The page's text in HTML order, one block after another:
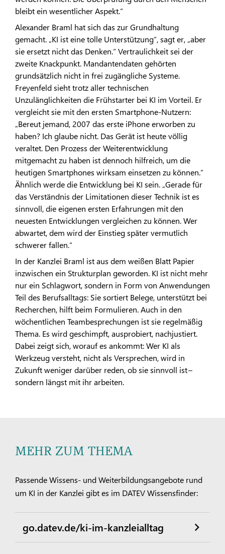
bleibt ein wesentlicher Aspekt.“
Alexander Braml hat sich das zur Grundhaltung
gemacht. „KI ist eine tolle Unterstützung“, sagt er, „aber
sie ersetzt nicht das Denken.“ Vertraulichkeit sei der
zweite Knackpunkt. Mandantendaten gehörten
grundsätzlich nicht in frei zugängliche Systeme.
Freyenfeld sieht trotz aller technischen
Unzulänglichkeiten die Frühstarter bei KI im Vorteil. Er
vergleicht sie mit den ersten Smartphone-Nutzern:
„Bereut jemand, 2007 das erste iPhone erworben zu
haben? Ich glaube nicht. Das Gerät ist heute völlig
veraltet. Den Prozess der Weiterentwicklung
mitgemacht zu haben ist dennoch hilfreich, um die
heutigen Smartphones wirksam einsetzen zu können.“
Ähnlich werde die Entwicklung bei KI sein. „Gerade für
das Verständnis der Limitationen dieser Technik ist es
sinnvoll, die eigenen ersten Erfahrungen mit den
neuesten Entwicklungen vergleichen zu können. Wer
abwartet, dem wird der Einstieg später vermutlich
schwerer fallen.“
In der Kanzlei Braml ist aus dem weißen Blatt Papier
inzwischen ein Strukturplan geworden. KI ist nicht mehr
nur ein Schlagwort, sondern in Form von Anwendungen
Teil des Berufsalltags: Sie sortiert Belege, unterstützt bei
Recherchen, hilft beim Formulieren. Auch in den
wöchentlichen Teambesprechungen ist sie regelmäßig
Thema. Es wird geschimpft, ausprobiert, nachjustiert.
Dabei zeigt sich, worauf es ankommt: Wer KI als
Werkzeug versteht, nicht als Versprechen, wird in
Zukunft weniger darüber reden, ob sie sinnvoll ist –
sondern längst mit ihr arbeiten.
MEHR ZUM THEMA
Passende Wissens- und Weiterbildungsangebote rund
um KI in der Kanzlei gibt es im DATEV Wissensfinder:
go.datev.de/ki-im-kanzleialltag